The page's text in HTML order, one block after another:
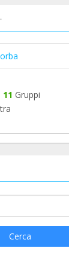
11 Gruppi
Cerca